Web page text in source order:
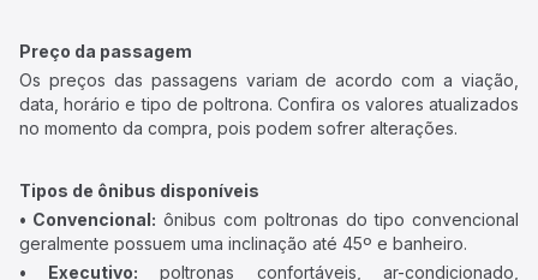
Preço da passagem
Os preços das passagens variam de acordo com a viação,
data, horário e tipo de poltrona. Confira os valores atualizados
no momento da compra, pois podem sofrer alterações.
Tipos de ônibus disponíveis
• Convencional: ônibus com poltronas do tipo convencional
geralmente possuem uma inclinação até 45º e banheiro.
• Executivo: poltronas confortáveis, ar-condicionado,